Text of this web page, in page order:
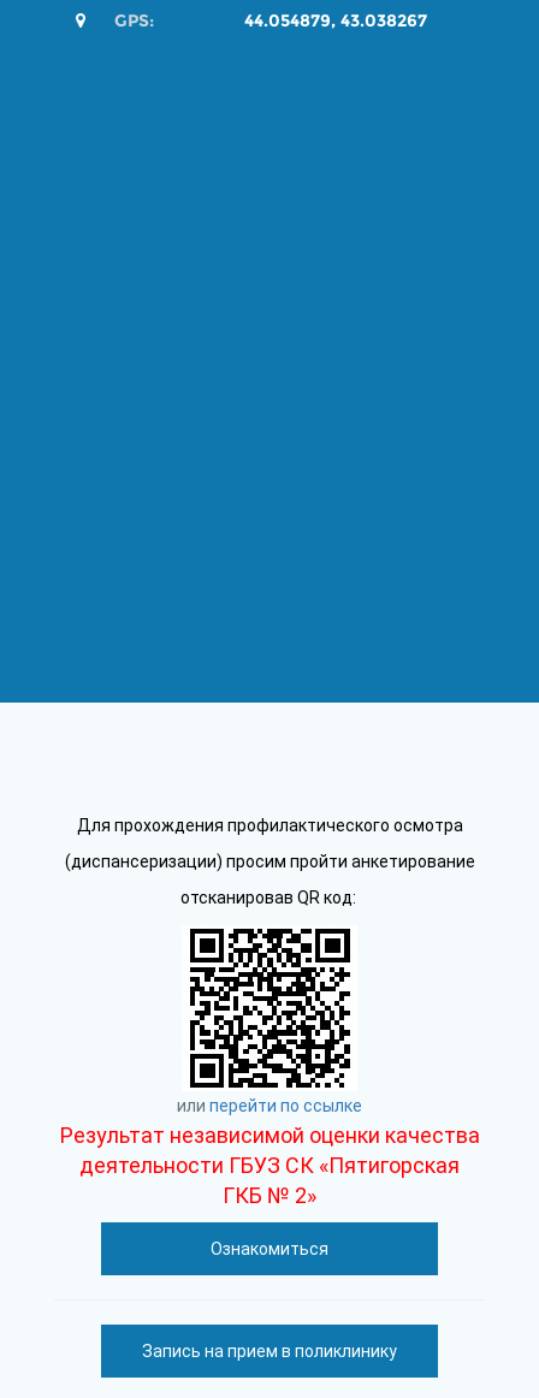
GPS: 44.054879, 43.038267
Для прохождения профилактического осмотра
(диспансеризации) просим пройти анкетирование
отсканировав QR код:
или перейти по ссылке
Результат независимой оценки качества
деятельности ГБУЗ СК «Пятигорская
ГКБ № 2»
Ознакомиться
Запись на прием в поликлинику